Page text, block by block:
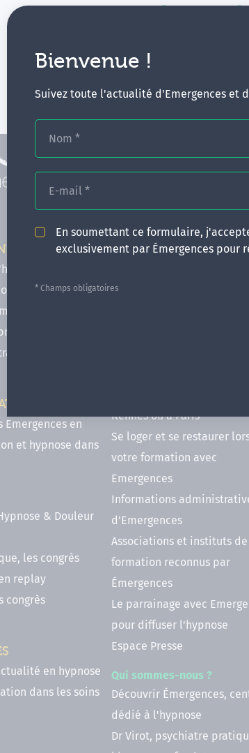
Bienvenue !
Suivez toute l'actualité d'Emergences et
Nom *
E-mail *
En soumettant ce formulaire,
exclusivement par Émergences pour
* Champs obligatoires
Aucune
l'IMO & la
en Hypnose
en ligne
établissement
Emergences en
et hypnose dans
& Douleur
les congrès
replay
congrès
en hypnose
dans les soins
INFOS PRATIQUES
en hypnose (FIF PL, CPF, DPC)
Rennes ou à Paris
Se loger et se restaurer
votre formation avec
Emergences
Informations
d'Emergences
Associations et instituts de
formation reconnus par
Émergences
Le parrainage avec
pour diffuser l'hypnose
Espace Presse
Qui sommes-nous ?
Découvrir Émergences,
dédié à l'hypnose
Dr Virot, psychiatre